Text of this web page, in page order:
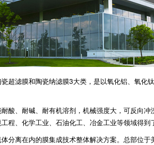
滤膜和陶瓷纳滤膜3大类，是以氧化铝、氧化
、耐碱、耐有机溶剂，机械强度大，可反向冲
程、化学工业、石油化工、冶金工业等领域得到
离在内的膜集成技术整体解决方案。总部位于